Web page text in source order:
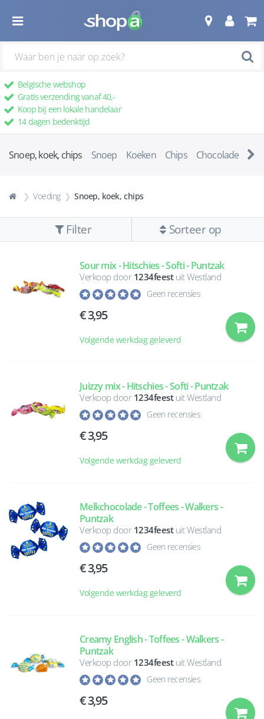
Belgische webshop
Gratis verzending vanaf 40,-
Koop bij een lokale handelaar
14 dagen bedenktijd
Snoep, koek, chips Snoep Koeken Chips Chocolade
Voeding Snoep, koek, chips
Filter Sorteer op
Sour mix - Hitschies - Softi - Puntzak
Verkoop door 1234feestuit Westland
Geen recensies
3,95
Volgende werkdag geleverd
Juizzy mix - Hitschies - Softi - Puntzak
Verkoop door 1234feestuit Westland
Geen recensies
3,95
Volgende werkdag geleverd
Melkchocolade - Toffees - Walkers -
Puntzak
Verkoop door 1234feestuit Westland
Geen recensies
3,95
Volgende werkdag geleverd
Creamy English - Toffees - Walkers -
Puntzak
Verkoop door 1234feestuit Westland
Geen recensies
3,95